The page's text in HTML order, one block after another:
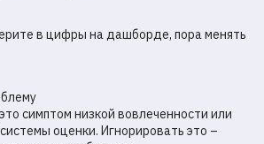
в цифры на дашборде, пора менять
симптом низкой вовлеченности или
оценки. Игнорировать это –